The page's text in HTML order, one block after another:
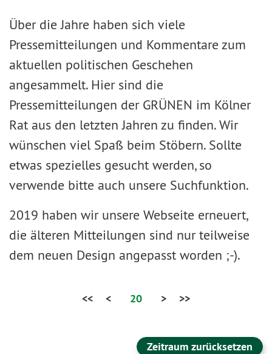
Über die Jahre haben sich viele
Pressemitteilungen und Kommentare zum
aktuellen politischen Geschehen
angesammelt. Hier sind die
Pressemitteilungen der GRÜNEN im Kölner
Rat aus den letzten Jahren zu finden. Wir
wünschen viel Spaß beim Stöbern. Sollte
etwas spezielles gesucht werden, so
verwende bitte auch unsere Suchfunktion.
2019 haben wir unsere Webseite erneuert,
die älteren Mitteilungen sind nur teilweise
dem neuen Design angepasst worden ;-).
<< < 20 > >>
Zeitraum zurücksetzen